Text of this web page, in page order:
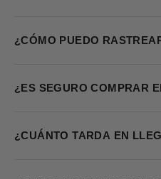
¿CÓMO PUEDO
¿ES SEGURO COMPRAR
¿CUÁNTO TARDA EN